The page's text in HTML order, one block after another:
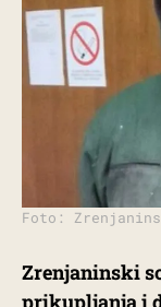
Foto:
Zrenjaninski
prikupljanja i